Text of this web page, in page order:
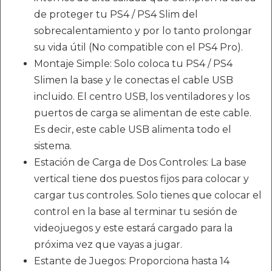
de proteger tu PS4 / PS4 Slim del
sobrecalentamiento y por lo tanto prolongar
su vida útil (No compatible con el PS4 Pro).
Montaje Simple: Solo coloca tu PS4 / PS4
Slimen la base y le conectas el cable USB
incluido. El centro USB, los ventiladores y los
puertos de carga se alimentan de este cable.
Es decir, este cable USB alimenta todo el
sistema.
Estación de Carga de Dos Controles: La base
vertical tiene dos puestos fijos para colocar y
cargar tus controles. Solo tienes que colocar el
control en la base al terminar tu sesión de
videojuegos y este estará cargado para la
próxima vez que vayas a jugar.
Estante de Juegos: Proporciona hasta 14